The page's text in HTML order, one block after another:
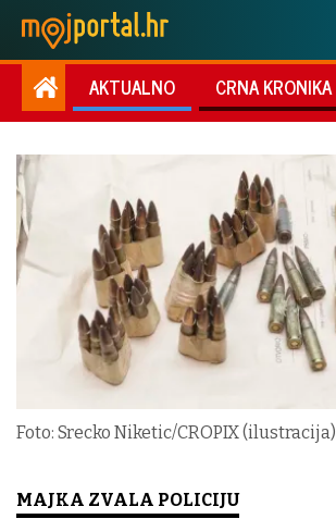
AKTUALNO CRNA KRONIKA
Foto: Srecko Niketic/CROPIX (ilustracija)
MAJKA ZVALA POLICIJU